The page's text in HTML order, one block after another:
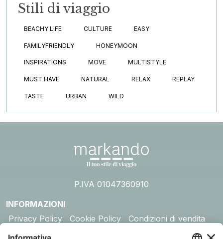
Stili di viaggio
BEACHY LIFE CULTURE EASY
FAMILYFRIENDLY HONEYMOON
INSPIRATIONS MOVE MULTISTYLE
MUST HAVE NATURAL RELAX REPLAY
TASTE URBAN WILD
P.IVA 01047360910
INFORMAZIONI
Privacy Policy
Cookie Policy Condizioni di vendita